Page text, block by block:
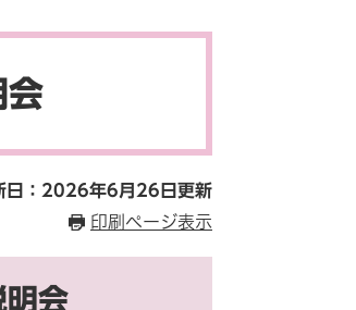
会
日：2026年6月26日更新
印刷ページ表示
明会